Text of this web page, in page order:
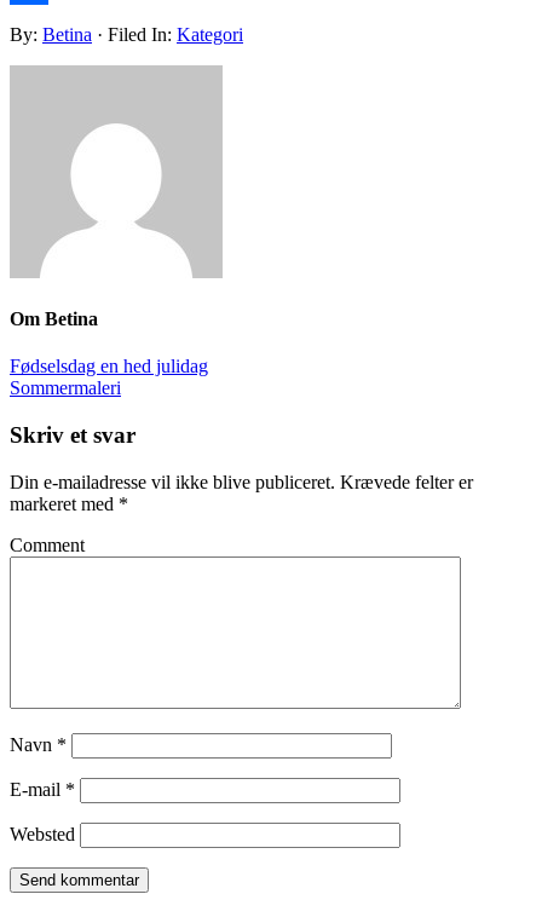
Share
By: Betina · Filed In: Kategori
Om Betina
Fødselsdag en hed julidag
Sommermaleri
Skriv et svar
Din e-mailadresse vil ikke blive publiceret. Krævede felter er
markeret med *
Comment
Navn *
E-mail *
Websted